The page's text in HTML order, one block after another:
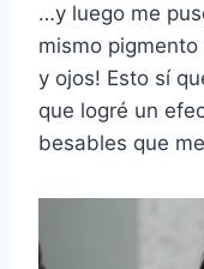
…y luego me
mismo
y ojos! Esto sí
que logré un
besables que